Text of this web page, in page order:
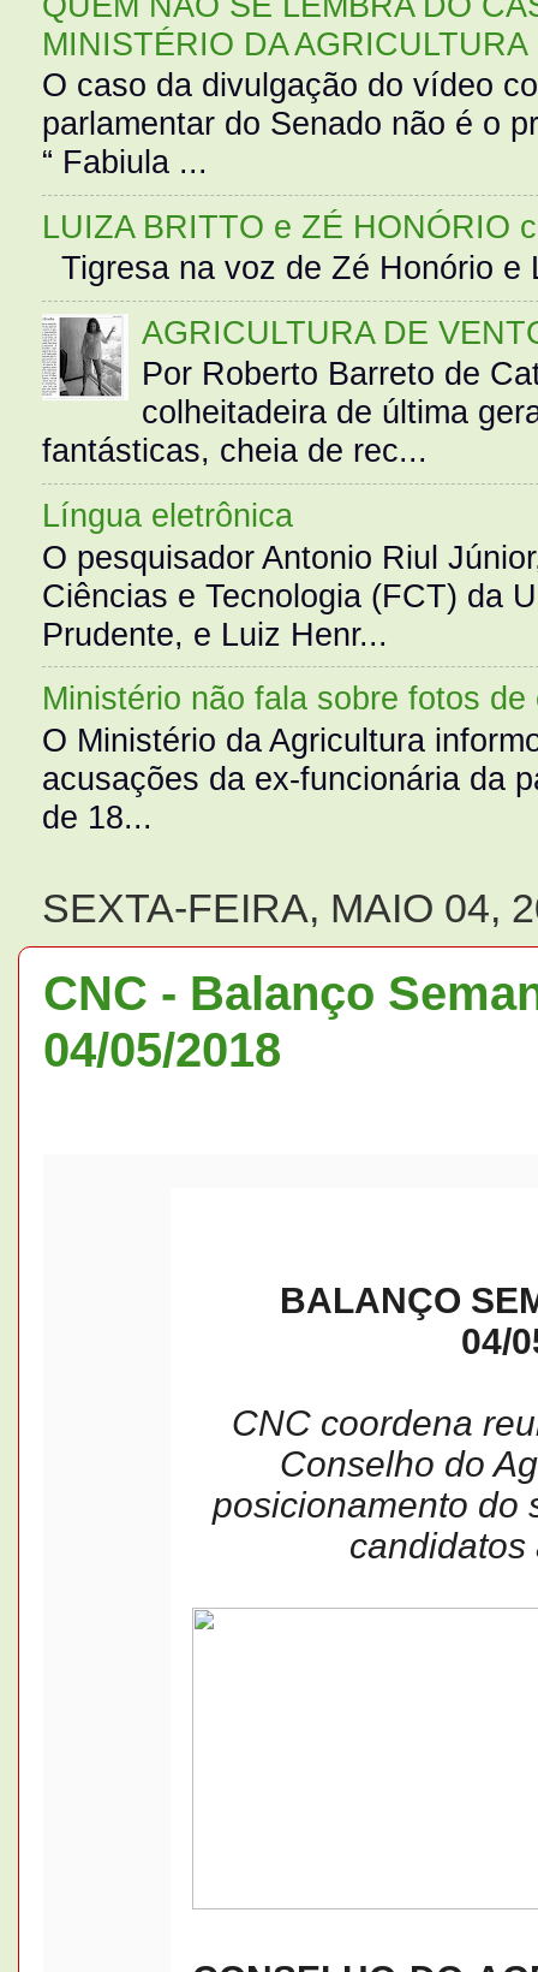
MINISTÉRIO DA AGRICULTURA
O caso da divulgação do vídeo
parlamentar do Senado não é o
“ Fabiula ...
LUIZA BRITTO e ZÉ HONÓRIO
Tigresa na voz de Zé Honório
AGRICULTURA DE
Por Roberto Barreto de
colheitadeira de última
fantásticas, cheia de rec...
Língua eletrônica
O pesquisador Antonio Riul
Ciências e Tecnologia (FCT) da
Prudente, e Luiz Henr...
Ministério não fala sobre fotos de
O Ministério da Agricultura
acusações da ex-funcionária da
de 18...
SEXTA-FEIRA, MAIO 04,
CNC - Balanço
04/05/2018
BALANÇO
04/
CNC coordena
Conselho do
posicionamento do
candidatos